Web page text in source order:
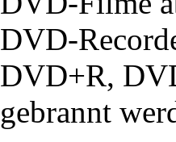
DVD-
DVD+R,
gebrannt